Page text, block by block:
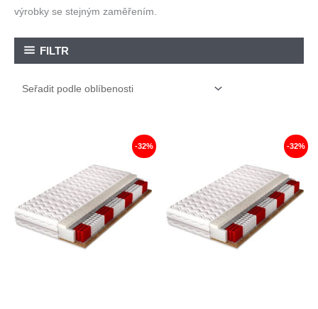
výrobky se stejným zaměřením.
FILTR
-32% -32%